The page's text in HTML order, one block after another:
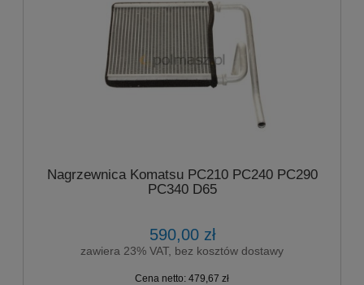
Nagrzewnica Komatsu PC210 PC240 PC290
PC340 D65
590,00 zł
zawiera 23% VAT, bez kosztów dostawy
Cena netto: 479,67 zł